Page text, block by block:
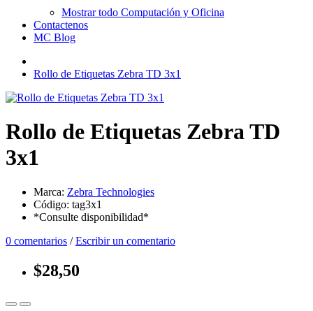
Mostrar todo Computación y Oficina
Contactenos
MC Blog
Rollo de Etiquetas Zebra TD 3x1
Rollo de Etiquetas Zebra TD
3x1
Marca: Zebra Technologies
Código: tag3x1
*Consulte disponibilidad*
0 comentarios /Escribir un comentario
$28,50